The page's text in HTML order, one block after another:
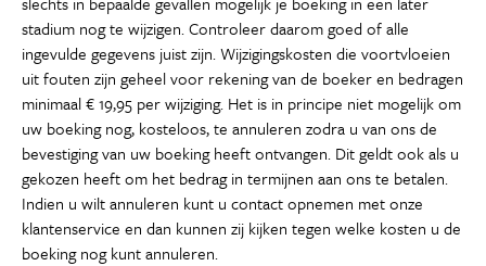
stadium nog te wijzigen. Controleer daarom goed of alle
ingevulde gegevens juist zijn. Wijzigingskosten die voortvloeien
uit fouten zijn geheel voor rekening van de boeker en bedragen
minimaal € 19,95 per wijziging. Het is in principe niet mogelijk om
uw boeking nog, kosteloos, te annuleren zodra u van ons de
bevestiging van uw boeking heeft ontvangen. Dit geldt ook als u
gekozen heeft om het bedrag in termijnen aan ons te betalen.
Indien u wilt annuleren kunt u contact opnemen met onze
klantenservice en dan kunnen zij kijken tegen welke kosten u de
boeking nog kunt annuleren.